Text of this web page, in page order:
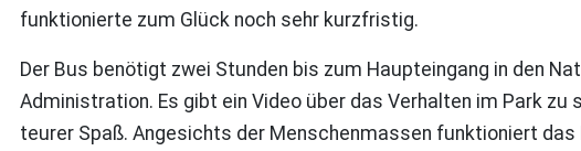
funktionierte zum Glück noch sehr kurzfristig.
Der Bus benötigt zwei Stunden bis zum Haupteingang in den
Administration. Es gibt ein Video über das Verhalten im Park
teurer Spaß. Angesichts der Menschenmassen funktioniert